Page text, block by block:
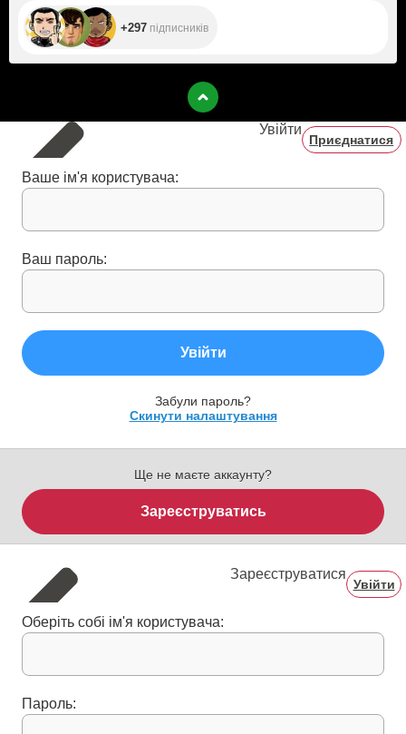
+297 підписників
Увійти
Приєднатися
Ваше ім'я користувача:
Ваш пароль:
Увійти
Забули пароль?
Скинути налаштування
Ще не маєте аккаунту?
Зареєструватись
Зареєструватися
Увійти
Оберіть собі ім'я користувача:
Пароль: